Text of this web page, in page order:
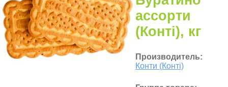
ассорти
(Конті), кг
Производитель:
Конти (Конті)